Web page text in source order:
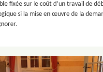
fixée sur le coût d’un travail de
si la mise en œuvre de la